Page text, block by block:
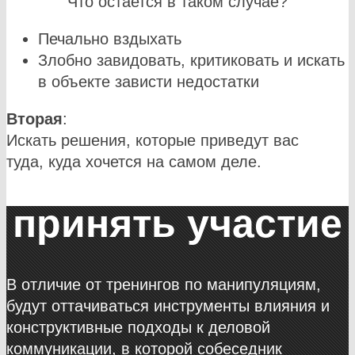
Печально вздыхать
Злобно завидовать, критиковать и искать
в объекте зависти недостатки
Вторая:
Искать решения, которые приведут вас
туда, куда хочется на самом деле.
принять участие
В отличие от тренингов по манипуляциям,
будут оттачиваться инструменты влияния и
конструктивные подходы к деловой
коммуникации, в которой собеседник